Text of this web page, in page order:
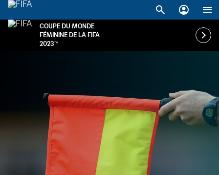
COUPE DU MONDE
FÉMININE DE LA FIFA
2023™